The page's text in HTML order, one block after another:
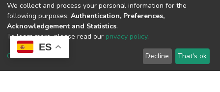
ES
Copyright © Todos los derechos son
de la Universidad Evangélica de El
We collect and process your personal information for the
following purposes: Authentication, Preferences,
Acknowledgement and Statistics.
To learn more, please read our privacy policy.
Customize Decline That's ok